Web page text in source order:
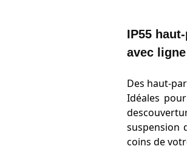
IP55
avec
Des haut-
Idéales
suspension
coins de